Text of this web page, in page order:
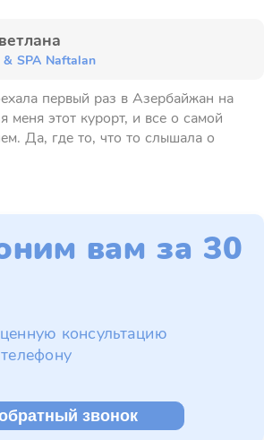
SPA Naftalan
первый раз в Азербайжан на
меня этот курорт, и все о самой
Да, где то, что то слышала о
вам за 30
консультацию
звонок